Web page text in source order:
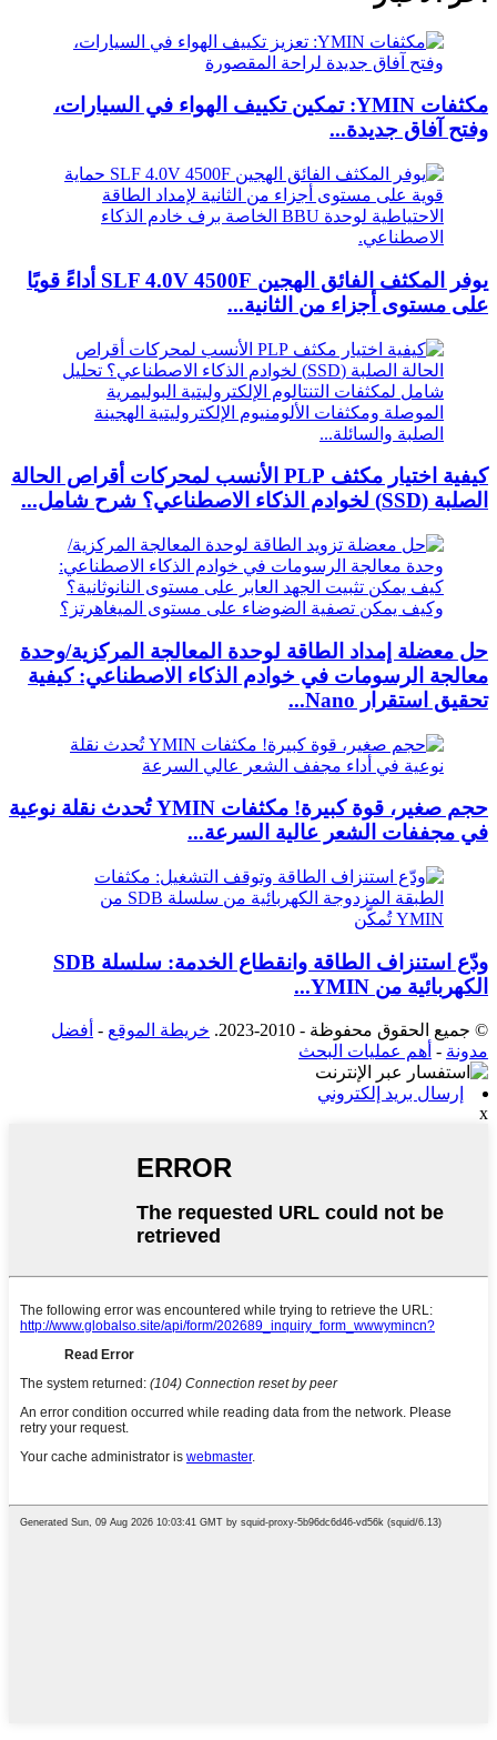
مكثفات YMIN: تمكين تكييف الهواء في السيارات،
وفتح آفاق جديدة...
يوفر المكثف الفائق الهجين SLF 4.0V 4500F أداءً قويًا
على مستوى أجزاء من الثانية...
كيفية اختيار مكثف PLP الأنسب لمحركات أقراص الحالة
الصلبة (SSD) لخوادم الذكاء الاصطناعي؟ شرح شامل...
حل معضلة إمداد الطاقة لوحدة المعالجة المركزية/وحدة
معالجة الرسومات في خوادم الذكاء الاصطناعي: كيفية
تحقيق استقرار Nano...
حجم صغير، قوة كبيرة! مكثفات YMIN تُحدث نقلة نوعية
في مجففات الشعر عالية السرعة...
ودّع استنزاف الطاقة وانقطاع الخدمة: سلسلة SDB
الكهربائية من YMIN...
© جميع الحقوق محفوظة - 2010-2023. خريطة الموقع - أفضل
مدونة - أهم عمليات البحث
إرسال بريد إلكتروني
x